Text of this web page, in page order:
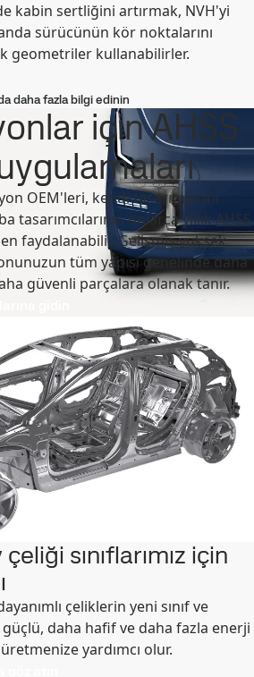
kabin sertliğini artırmak, NVH'yi
sürücünün kör noktalarını
geometriler kullanabilirler.
daha fazla bilgi edinin
için AHSS
OEM'leri, kendi tasarımlarını
tasarımcılarının onlarca yıllıkAHSS
faydalanabilir. Gelişmiş yüksek
tüm yapısı genelinde daha
güvenli parçalara olanak tanır.
sınıflarımız için
çeliklerin yeni sınıf ve
daha hafif ve daha fazla enerji
yardımcı olur.